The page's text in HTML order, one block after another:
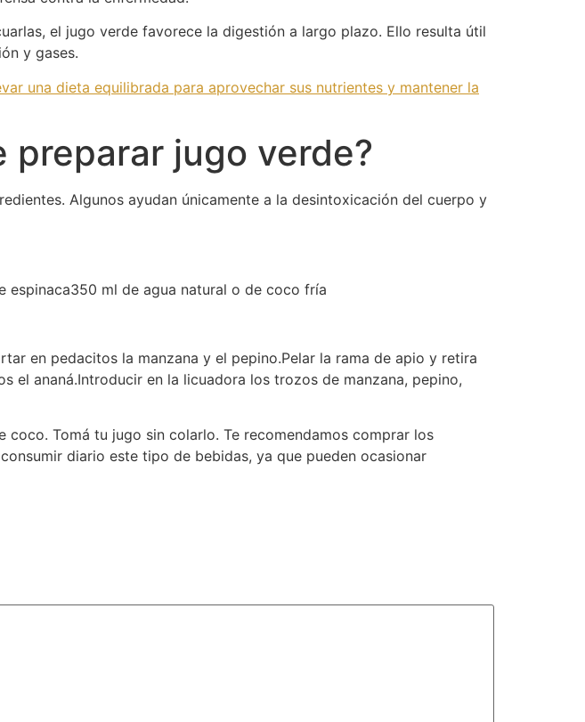
el jugo verde favorece la digestión a largo plazo. Ello resulta útil
y gases.
una dieta equilibrada para aprovechar sus nutrientes y mantener la
preparar jugo verde?
Algunos ayudan únicamente a la desintoxicación del cuerpo y
espinaca350 ml de agua natural o de coco fría
en pedacitos la manzana y el pepino.Pelar la rama de apio y retira
el ananá.Introducir en la licuadora los trozos de manzana, pepino,
coco. Tomá tu jugo sin colarlo. Te recomendamos comprar los
diario este tipo de bebidas, ya que pueden ocasionar